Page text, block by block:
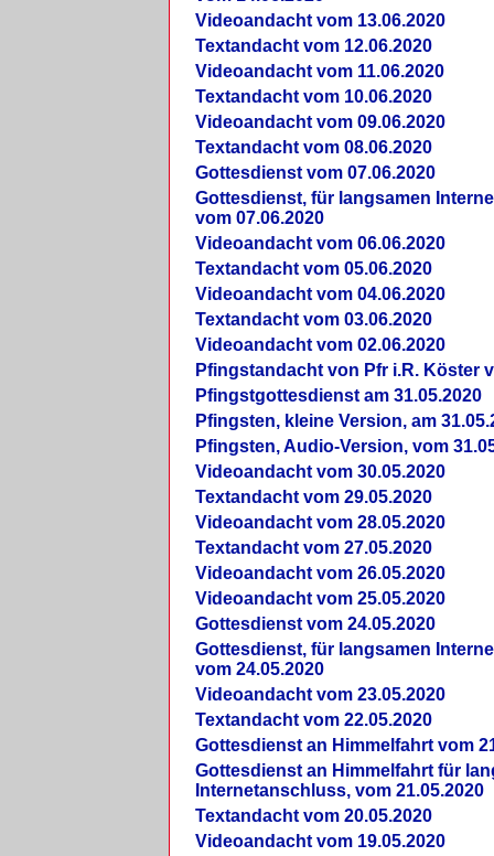
Videoandacht vom 13.06.2020
Textandacht vom 12.06.2020
Videoandacht vom 11.06.2020
Textandacht vom 10.06.2020
Videoandacht vom 09.06.2020
Textandacht vom 08.06.2020
Gottesdienst vom 07.06.2020
Gottesdienst, für langsamen
vom 07.06.2020
Videoandacht vom 06.06.2020
Textandacht vom 05.06.2020
Videoandacht vom 04.06.2020
Textandacht vom 03.06.2020
Videoandacht vom 02.06.2020
Pfingstandacht von Pfr i.R. Köster
Pfingstgottesdienst am 31.05.2020
Pfingsten, kleine Version, am
Pfingsten, Audio-Version, vom
Videoandacht vom 30.05.2020
Textandacht vom 29.05.2020
Videoandacht vom 28.05.2020
Textandacht vom 27.05.2020
Videoandacht vom 26.05.2020
Videoandacht vom 25.05.2020
Gottesdienst vom 24.05.2020
Gottesdienst, für langsamen
vom 24.05.2020
Videoandacht vom 23.05.2020
Textandacht vom 22.05.2020
Gottesdienst an Himmelfahrt vom
Gottesdienst an Himmelfahrt für
Internetanschluss, vom 21.05.2020
Textandacht vom 20.05.2020
Videoandacht vom 19.05.2020